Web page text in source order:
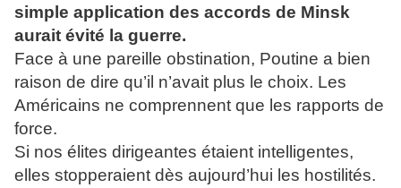
simple application des accords de Minsk
aurait évité la guerre.
Face à une pareille obstination, Poutine a bien
raison de dire qu’il n’avait plus le choix. Les
Américains ne comprennent que les rapports de
force.
Si nos élites dirigeantes étaient intelligentes,
elles stopperaient dès aujourd’hui les hostilités.